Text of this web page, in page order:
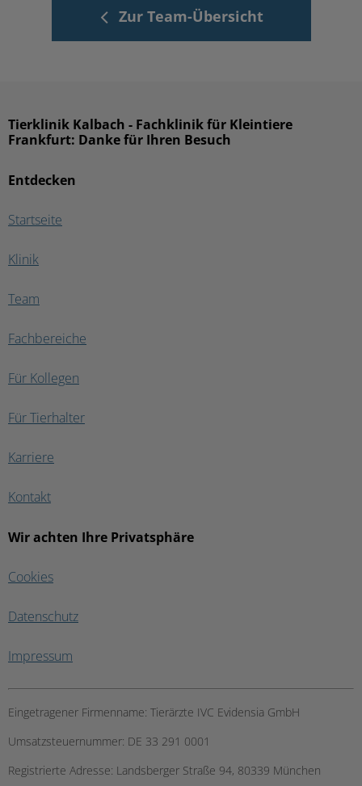
Zur Team-Übersicht
Entdecken
Startseite
Klinik
Team
Fachbereiche
Für Kollegen
Für Tierhalter
Karriere
Kontakt
Wir achten Ihre Privatsphäre
Cookies
Datenschutz
Impressum
Tierklinik Kalbach - Fachklinik für Kleintiere
Frankfurt: Danke für Ihren Besuch
Eingetragener Firmenname: Tierärzte IVC Evidensia GmbH
Umsatzsteuernummer: DE 33 291 0001
Registrierte Adresse: Landsberger Straße 94, ​80339 München